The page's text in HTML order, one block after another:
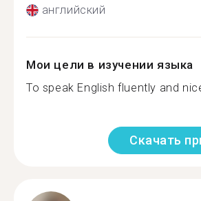
английский
Мои цели в изучении языка
To speak English fluently and
Скачать